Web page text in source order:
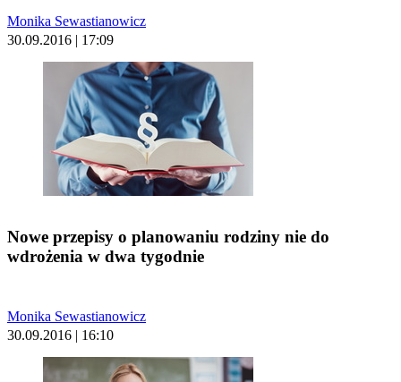
Monika Sewastianowicz
30.09.2016 | 17:09
Nowe przepisy o planowaniu rodziny nie do
wdrożenia w dwa tygodnie
Monika Sewastianowicz
30.09.2016 | 16:10